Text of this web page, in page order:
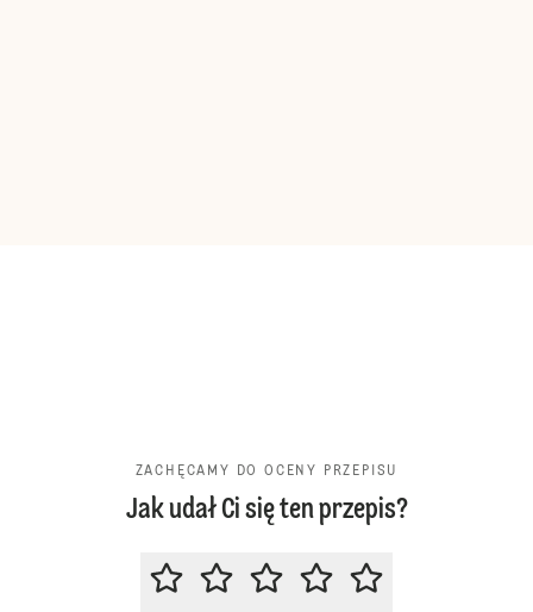
ZACHĘCAMY DO OCENY PRZEPISU
Jak udał Ci się ten przepis?
ZACHĘCAMY DO OCENY